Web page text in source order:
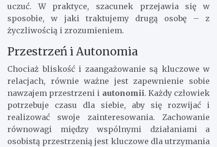
uczuć. W praktyce, szacunek przejawia się w
sposobie, w jaki traktujemy drugą osobę – z
życzliwością i zrozumieniem.
Przestrzeń i Autonomia
Chociaż bliskość i zaangażowanie są kluczowe w
relacjach, równie ważne jest zapewnienie sobie
nawzajem przestrzeni i autonomii. Każdy człowiek
potrzebuje czasu dla siebie, aby się rozwijać i
realizować swoje zainteresowania. Zachowanie
równowagi między wspólnymi działaniami a
osobistą przestrzenią jest kluczowe dla utrzymania